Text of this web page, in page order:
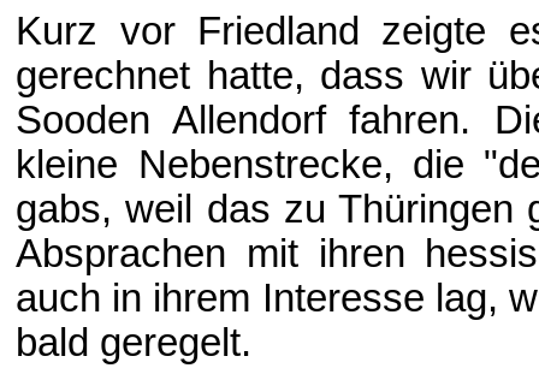
Kurz vor Friedland zeigte
gerechnet hatte, dass wir
Sooden Allendorf fahren.
kleine Nebenstrecke, die
gabs, weil das zu Thüringen
Absprachen mit ihren
auch in ihrem Interesse lag,
bald geregelt.